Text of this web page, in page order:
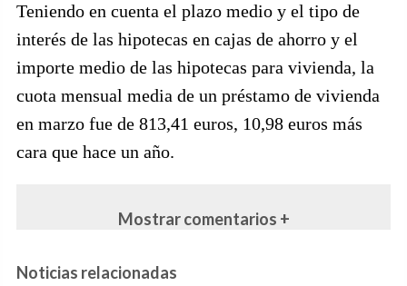
Teniendo en cuenta el plazo medio y el tipo de
interés de las hipotecas en cajas de ahorro y el
importe medio de las hipotecas para vivienda, la
cuota mensual media de un préstamo de vivienda
en marzo fue de 813,41 euros, 10,98 euros más
cara que hace un año.
Mostrar comentarios +
Noticias relacionadas